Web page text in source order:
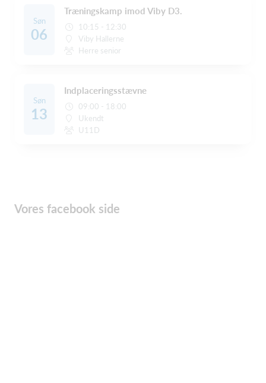
Søn
06
Træningskamp imod Viby D3.
10:15 - 12:30
Viby Hallerne
Herre senior
Søn
13
Indplaceringsstævne
09:00 - 18:00
Ukendt
U11D
Vores facebook side